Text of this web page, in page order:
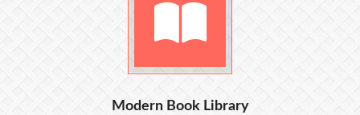
Modern Book Library